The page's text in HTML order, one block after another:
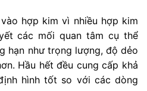
hợp kim vì nhiều hợp kim
các mối quan tâm cụ thể
hạn như trọng lượng, độ dẻo
Hầu hết đều cung cấp khả
hình tốt so với các dòng